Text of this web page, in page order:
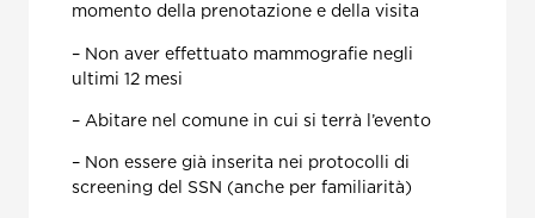
momento della prenotazione e della visita
– Non aver effettuato mammografie negli
ultimi 12 mesi
– Abitare nel comune in cui si terrà l’evento
– Non essere già inserita nei protocolli di
screening del SSN (anche per familiarità)